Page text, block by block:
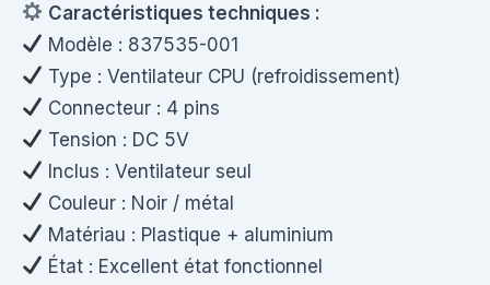
Caractéristiques techniques :
Modèle : 837535-001
Type : Ventilateur CPU (refroidissement)
Connecteur : 4 pins
Tension : DC 5V
Inclus : Ventilateur seul
Couleur : Noir / métal
Matériau : Plastique + aluminium
État : Excellent état fonctionnel